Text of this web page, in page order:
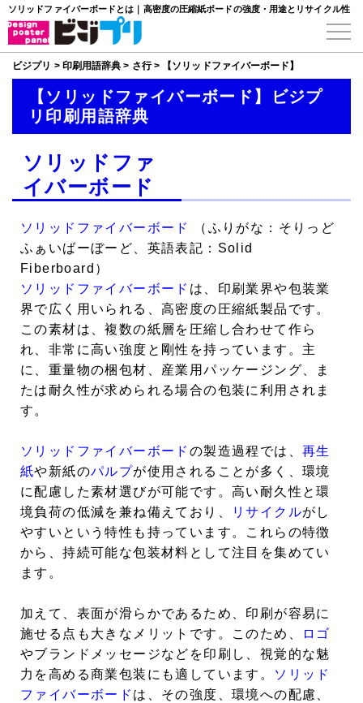
ソリッドファイバーボードとは｜高密度の圧縮紙ボードの強度・用途とリサイクル性
ビジプリ > 印刷用語辞典 > さ行> 【ソリッドファイバーボード】
【ソリッドファイバーボード】ビジプ
リ印刷用語辞典
ソリッドファ
イバーボード
ソリッドファイバーボード
（ふりがな：そりっど
ふぁいばーぼーど、英語表記：Solid
Fiberboard）
ソリッドファイバーボード は、印刷業界や包装業
界で広く用いられる、高密度の圧縮紙製品です。
この素材は、複数の紙層を圧縮し合わせて作ら
れ、非常に高い強度と剛性を持っています。主
に、重量物の梱包材、産業用パッケージング、ま
たは耐久性が求められる場合の包装に利用されま
す。
ソリッドファイバーボード の製造過程では、再生
紙や新紙のパルプが使用されることが多く、環境
に配慮した素材選びが可能です。高い耐久性と環
境負荷の低減を兼ね備えており、
リサイクルがし
やすいという特性も持っています。これらの特徴
から、持続可能な包装材料として注目を集めてい
ます。
加えて、表面が滑らかであるため、印刷が容易に
施せる点も大きなメリットです。このため、
ロゴ
やブランドメッセージなどを印刷し、視覚的な魅
力を高める商業包装にも適しています。
ソリッド
ファイバーボード は、その強度、環境への配慮、